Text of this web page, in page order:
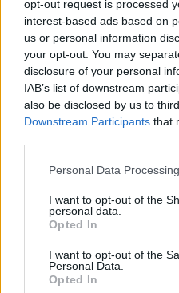
opt-out request is processed
interest-based ads based on
us or personal information
your opt-out. You may
disclosure of your personal
IAB’s list of downstream
also be disclosed by us to
Downstream Participants that
Personal Data
I want to opt-out of the
personal data.
Opted In
I want to opt-out of the
Personal Data.
Opted In
Americhe è ricca di talento,
si sono divertiti nel
di Tuchel, con il risultato
Come Together.
— England (@England)
Il portiere sarebbePope,
stagione con il
chiamatoAlexander
pacchetto di livello
da due talenti limpidi
Trequarti conBowen,
impressionante. La punta